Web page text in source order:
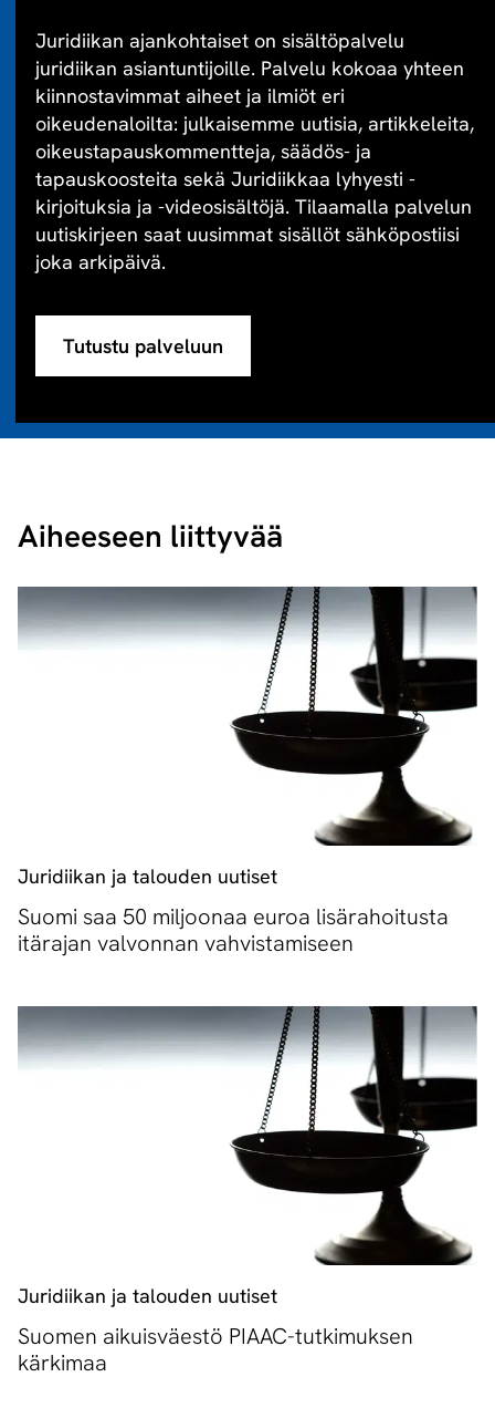
Juridiikan ajankohtaiset on sisältöpalvelu
juridiikan asiantuntijoille. Palvelu kokoaa yhteen
kiinnostavimmat aiheet ja ilmiöt eri
oikeudenaloilta: julkaisemme uutisia, artikkeleita,
oikeustapauskommentteja, säädös- ja
tapauskoosteita sekä Juridiikkaa lyhyesti -
kirjoituksia ja -videosisältöjä. Tilaamalla palvelun
uutiskirjeen saat uusimmat sisällöt sähköpostiisi
joka arkipäivä.
Tutustu palveluun
Aiheeseen liittyvää
Juridiikan ja talouden uutiset
Suomi saa 50 miljoonaa euroa lisärahoitusta
itärajan valvonnan vahvistamiseen
Juridiikan ja talouden uutiset
Suomen aikuisväestö PIAAC-tutkimuksen
kärkimaa